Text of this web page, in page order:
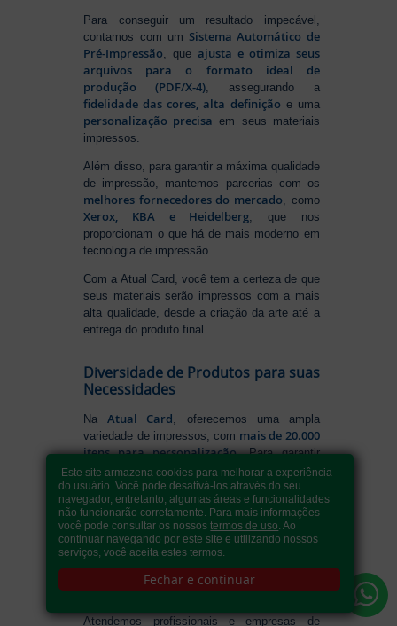
Para conseguir um resultado impecável,
contamos com um Sistema Automático de
Pré-Impressão, queajusta e otimiza seus
arquivos para o formato ideal de
produção (PDF/X-4), assegurando a
fidelidade das cores, alta definição e uma
personalização precisa em seus materiais
impressos.
Além disso, para garantir a máxima qualidade
de impressão, mantemos parcerias com os
melhores fornecedores do mercado, como
Xerox, KBA e Heidelberg, que nos
proporcionam o que há de mais moderno em
tecnologia de impressão.
Com a Atual Card, você tem a certeza de que
seus materiais serão impressos com a mais
alta qualidade, desde a criação da arte até a
entrega do produto final.
Diversidade de Produtos para suas
Necessidades
NaAtual Card , oferecemos uma ampla
variedade de impressos, com mais de 20.000
itens para personalização. Para garantir
agilidade e eficiência, 80% dos materiais
são finalizados em até 24 horas
proporcionandoprazos rápidos e entrega
ágilem todo o Brasil. Entre os principais
produtos, destacamoscartões de visita,
folders,panfletos,pastas
etiquetas,calendários,banners,copos,
canetas ,chaveiros
Atendemos profissionais e empresas de
Este site armazena cookies para melhorar a experiência
do usuário. Você pode desativá-los através do seu
navegador, entretanto, algumas áreas e funcionalidades
não funcionarão corretamente. Para mais informações
você pode consultar os nossostermos de uso. Ao
continuar navegando por este site e utilizando nossos
serviços, você aceita estes termos.
Fechar e continuar